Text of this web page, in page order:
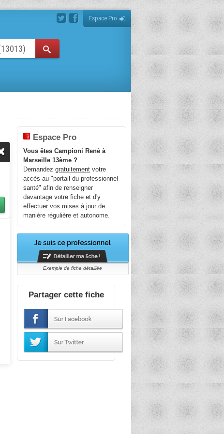
Espace Pro
Espace Pro
Vous êtes Campioni René à
Marseille 13ème ?
Demandezgratuitement votre
accès au "portail du professionnel
santé" afin de renseigner
davantage votre fiche et d'y
effectuer vos mises à jour de
manière régulière et autonome.
Exemple de fiche détaillée
Partager cette fiche